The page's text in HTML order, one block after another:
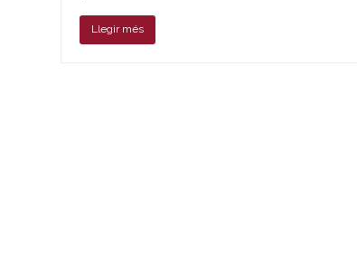
Llegir més